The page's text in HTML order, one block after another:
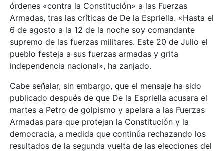
órdenes «contra la Constitución» a las Fuerzas
Armadas, tras las críticas de De la Espriella. «Hasta el
6 de agosto a la 12 de la noche soy comandante
supremo de las fuerzas militares. Este 20 de Julio el
pueblo festeja a sus fuerzas armadas y grita
independencia nacional», ha zanjado.
Cabe señalar, sin embargo, que el mensaje ha sido
publicado después de que De la Espriella acusara el
martes a Petro de golpismo y apelara a las Fuerzas
Armadas para que protejan la Constitución y la
democracia, a medida que continúa rechazando los
resultados de la segunda vuelta de las elecciones del